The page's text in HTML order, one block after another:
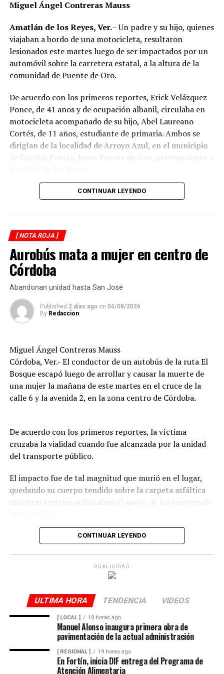
DESPUÉS
Piedra mata a campesino en Xúchiles
ANTES
Muere joven motociclista tras chocar contra tráiler
algún otro factor, por lo que serán las investigaciones
correspondientes las que determinen el origen del
siniestro.
Miguel Ángel Contreras Mauss
Amatlán de los Reyes, Ver.– Un padre y su hijo, quienes
viajaban a bordo de una motocicleta, resultaron
lesionados este martes luego de ser impactados por un
automóvil sobre la carretera estatal, a la altura de la
comunidad de Puente de Oro.
De acuerdo con los primeros reportes, Erick Velázquez
Ponce, de 41 años y de ocupación albañil, circulaba en
motocicleta acompañado de su hijo, Abel Laureano
Cortés, de 11 años, estudiante de primaria. Ambos se
dirigían de la localidad de Arroyo Azul, en el municipio
de Carrillo Puerto, hacia Puente de Oro, perteneciente a
El accidente ocurrió cuando, presuntamente, un
impactó por alcance, provocando que ambos cayeran
sobre la carpeta asfáltica.
Testigos solicitaron el apoyo de los cuerpos de
emergencia, quienes brindaron atención prehospitalaria
a los lesionados y los trasladaron a un hospital para su
valoración médica.
De acuerdo con versiones recabadas en el lugar, el
conductor del automóvil permaneció en el sitio tras el
diligencias correspondientes para determinar las causas
del accidente y el deslinde de responsabilidades.
CONTINUAR LEYENDO
[ NOTA ROJA ]
Aurobús mata a mujer en centro de
Córdoba
Abandonan unidad hasta San José
Published 2 días ago on 04/08/2026
By Redaccion
Miguel Ángel Contreras Mauss
Córdoba, Ver.- El conductor de un autobús de la ruta El
Bosque escapó luego de arrollar y causar la muerte de
una mujer la mañana de este martes en el cruce de la
calle 6 y la avenida 2, en la zona centro de Córdoba.
De acuerdo con los primeros reportes, la víctima
cruzaba la vialidad cuando fue alcanzada por la unidad
del transporte público.
El impacto fue de tal magnitud que murió en el lugar,
quedando su cuerpo tendido sobre la carpeta asfáltica
mientras testigos solicitaban el apoyo de los cuerpos de
movilizó a corporaciones de seguridad para tratar de
Minutos después, el autobús fue encontrado
abandonado en el cruce de la calle 26 y la avenida 9, en
la colonia San José, donde quedó bajo resguardo de las
autoridades como parte de las investigaciones.
CONTINUAR LEYENDO
PUBLICIDAD
ULTIMA HORA TENDENCIA VIDEOS
[ LOCAL ] 18 horas ago
Manuel Alonso inaugura primera obra de
pavimentación de la actual administración
[ REGIONAL ] 19 horas ago
En Fortín, inicia DIF entrega del Programa de
Atención Alimentaria